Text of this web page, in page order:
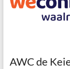
AWC de